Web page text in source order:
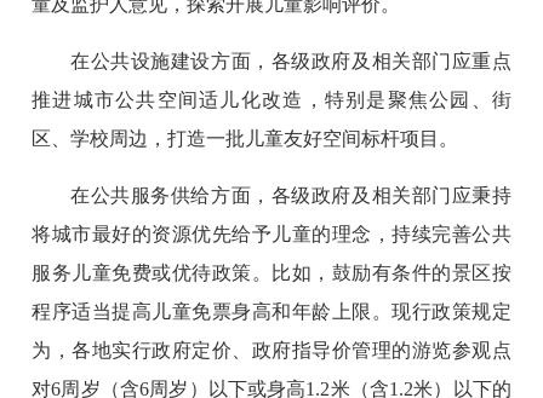
在公共设施建设方面，各级政府及相关部门应重点
推进城市公共空间适儿化改造，特别是聚焦公园、街
区、学校周边，打造一批儿童友好空间标杆项目。
在公共服务供给方面，各级政府及相关部门应秉持
将城市最好的资源优先给予儿童的理念，持续完善公共
服务儿童免费或优待政策。比如，鼓励有条件的景区按
程序适当提高儿童免票身高和年龄上限。现行政策规定
为，各地实行政府定价、政府指导价管理的游览参观点
对6周岁（含6周岁）以下或身高1.2米（含1.2米）以下的